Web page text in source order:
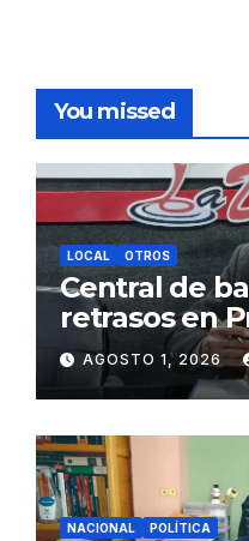
You missed
LOCAL OTROS
Central de
retrasos en
de Agua y
Juliaca
AGOSTO 1, 2026
NACIONAL POLÍTICA